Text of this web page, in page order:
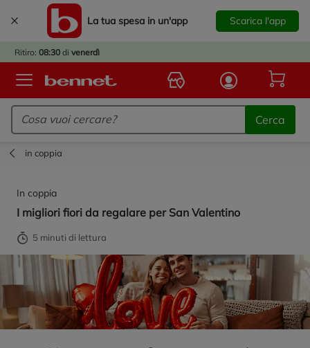
La tua spesa in un'app Scarica l'app
Ritiro: 08:30 di venerdì
Logo Bennet - Torna alla homepage
Cerca
IL
in coppia
In coppia
I migliori fiori da regalare per San Valentino
5 minuti di lettura